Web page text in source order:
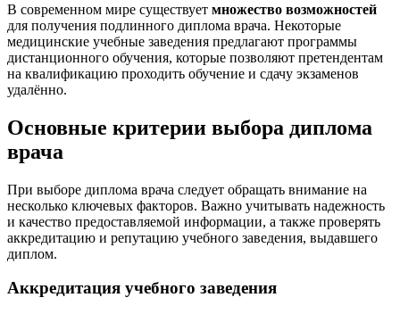
В современном мире существует множество возможностей
для получения подлинного диплома врача. Некоторые
медицинские учебные заведения предлагают программы
дистанционного обучения, которые позволяют претендентам
на квалификацию проходить обучение и сдачу экзаменов
удалённо.
Основные критерии выбора диплома
врача
При выборе диплома врача следует обращать внимание на
несколько ключевых факторов. Важно учитывать надежность
и качество предоставляемой информации, а также проверять
аккредитацию и репутацию учебного заведения, выдавшего
диплом.
Аккредитация учебного заведения